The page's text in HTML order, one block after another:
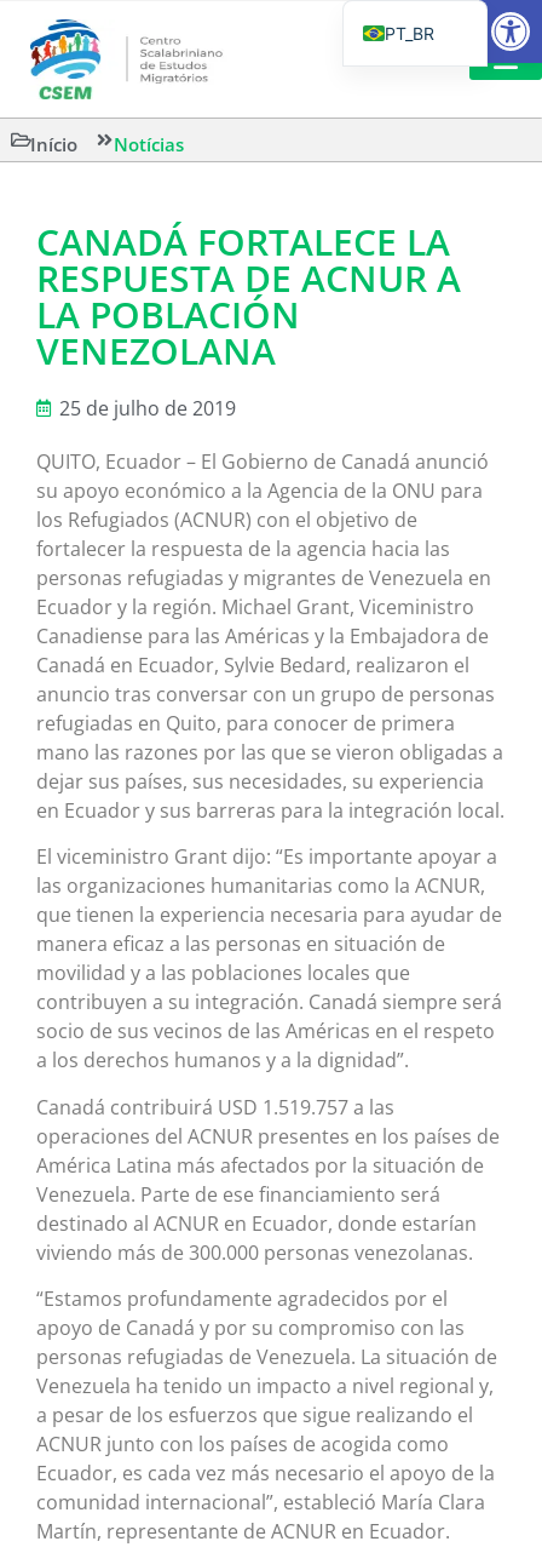
Início Notícias
CANADÁ FORTALECE LA
RESPUESTA DE ACNUR A
LA POBLACIÓN
VENEZOLANA
25 de julho de 2019
QUITO, Ecuador – El Gobierno de Canadá anunció
su apoyo económico a la Agencia de la ONU para
los Refugiados (ACNUR) con el objetivo de
fortalecer la respuesta de la agencia hacia las
personas refugiadas y migrantes de Venezuela en
Ecuador y la región. Michael Grant, Viceministro
Canadiense para las Américas y la Embajadora de
Canadá en Ecuador, Sylvie Bedard, realizaron el
anuncio tras conversar con un grupo de personas
refugiadas en Quito, para conocer de primera
mano las razones por las que se vieron obligadas a
dejar sus países, sus necesidades, su experiencia
en Ecuador y sus barreras para la integración local.
El viceministro Grant dijo: “Es importante apoyar a
las organizaciones humanitarias como la ACNUR,
que tienen la experiencia necesaria para ayudar de
manera eficaz a las personas en situación de
movilidad y a las poblaciones locales que
contribuyen a su integración. Canadá siempre será
socio de sus vecinos de las Américas en el respeto
a los derechos humanos y a la dignidad”.
Canadá contribuirá USD 1.519.757 a las
operaciones del ACNUR presentes en los países de
América Latina más afectados por la situación de
Venezuela. Parte de ese financiamiento será
destinado al ACNUR en Ecuador, donde estarían
viviendo más de 300.000 personas venezolanas.
“Estamos profundamente agradecidos por el
apoyo de Canadá y por su compromiso con las
personas refugiadas de Venezuela. La situación de
Venezuela ha tenido un impacto a nivel regional y,
a pesar de los esfuerzos que sigue realizando el
ACNUR junto con los países de acogida como
Ecuador, es cada vez más necesario el apoyo de la
comunidad internacional”, estableció María Clara
Martín, representante de ACNUR en Ecuador.
PT_BR
IT